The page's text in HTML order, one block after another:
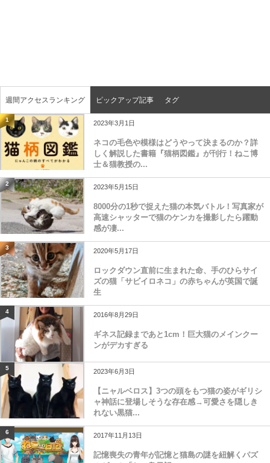
週間アクセスランキング ピックアップ記事 タグ
1 2023年3月1日
ネコの毛色や模様はどうやって決まるのか？詳
しく解説した書籍『猫柄図鑑』が刊行！ねこ博
士＆猫教授の...
2 2023年5月15日
8000分の1秒で捉えた猫の本気バトル！写真家が
高速シャッターで猫のケンカを撮影したら躍動
感が凄...
3 2020年5月17日
ロックダウン直前に生まれた命、手のひらサイ
ズの猫「サビイロネコ」の赤ちゃんが英国で誕
生
4 2016年8月29日
ギネス記録まであと1cm！巨大猫のメインクー
ンがデカすぎる
5 2023年6月3日
【ニャルベロス】3つの頭をもつ猫の姿がギリシ
ャ神話に登場しそうな存在感→可愛さを隠しき
れない黒猫...
6 2017年11月13日
記憶喪失の青年が記憶と猫島の謎を紐解くパズ